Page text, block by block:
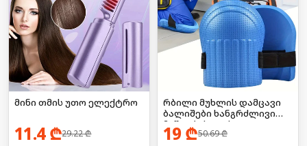
მინი თმის უთო ელექტრო
11.4₾29.22₾
რბილი მუხლის დამცავი
ბალიშები ხანგრძლივი
მუშაობისთვის
19 ₾50.69₾